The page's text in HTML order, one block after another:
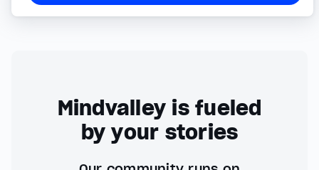
Mindvalley is fueled
by your stories